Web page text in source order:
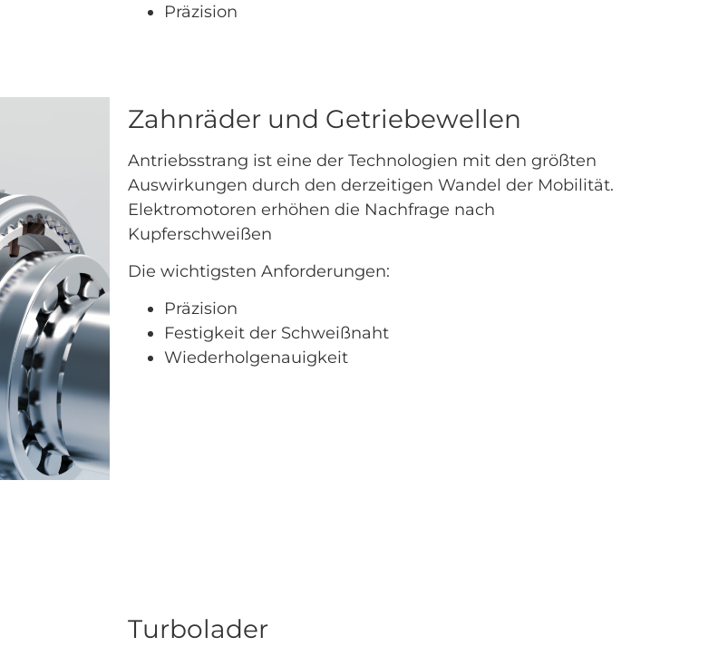
Präzision
Zahnräder und Getriebewellen
Antriebsstrang ist eine der Technologien mit den größten
Auswirkungen durch den derzeitigen Wandel der Mobilität.
Elektromotoren erhöhen die Nachfrage nach
Kupferschweißen
Die wichtigsten Anforderungen:
Präzision
Festigkeit der Schweißnaht
Wiederholgenauigkeit
Turbolader